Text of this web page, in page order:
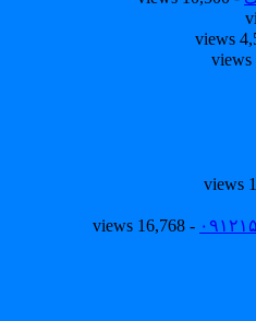
- 16,768 views